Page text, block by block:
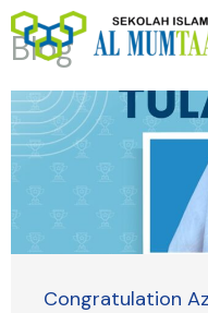
Skip
to
content
Blog
Congratulation